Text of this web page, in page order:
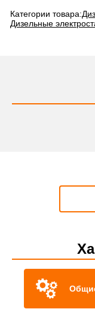
Категории товара:
Дизельные